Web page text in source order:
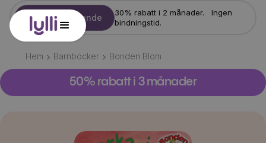
Starta erbjudande
30% rabatt i 2 månader. Ingen
bindningstid.
Hem Barnböcker Bonden Blom
50% rabatt i 3 månader